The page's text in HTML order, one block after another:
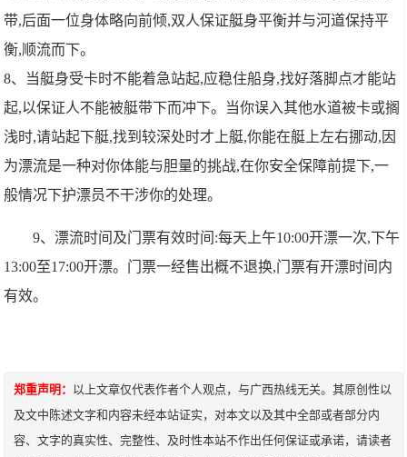
带,后面一位身体略向前倾,双人保证艇身平衡并与河道保持平
衡,顺流而下。
8、当艇身受卡时不能着急站起,应稳住船身,找好落脚点才能站
起,以保证人不能被艇带下而冲下。当你误入其他水道被卡或搁
浅时,请站起下艇,找到较深处时才上艇,你能在艇上左右挪动,因
为漂流是一种对你体能与胆量的挑战,在你安全保障前提下,一
般情况下护漂员不干涉你的处理。
9、漂流时间及门票有效时间:每天上午10:00开漂一次,下午
13:00至17:00开漂。门票一经售出概不退换,门票有开漂时间内
有效。
郑重声明： 以上文章仅代表作者个人观点，与广西热线无关。其原创性以
及文中陈述文字和内容未经本站证实，对本文以及其中全部或者部分内
容、文字的真实性、完整性、及时性本站不作出任何保证或承诺，请读者